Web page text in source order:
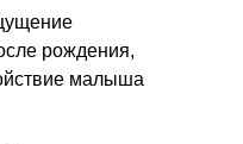
рождения,
малыша